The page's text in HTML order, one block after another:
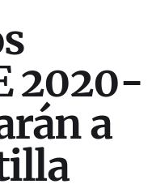
2020-
a